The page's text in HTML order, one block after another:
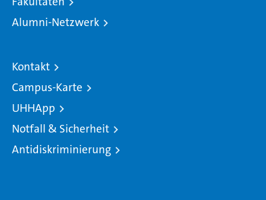
Alumni-Netzwerk
Kontakt
Campus-Karte
UHHApp
Notfall & Sicherheit
Antidiskriminierung